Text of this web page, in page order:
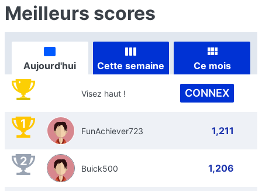
Meilleurs scores
Aujourd'hui Cette semaine Ce mois
Visez haut ! CONNEX
1 FunAchiever723 1,211
2 Buick500 1,206